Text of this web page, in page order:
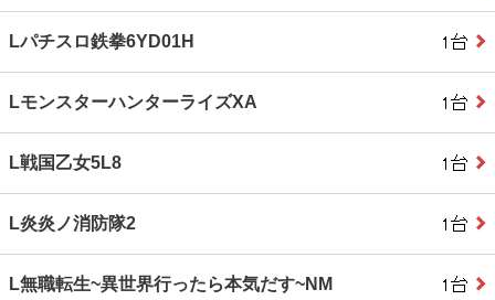
Lパチスロ鉄拳6YD01H
LモンスターハンターライズXA
L戦国乙女5L8
L炎炎ノ消防隊2
L無職転生~異世界行ったら本気だす~NM